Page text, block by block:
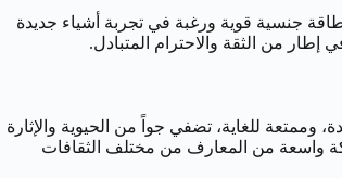
العلاقة الحميمة. قد تكون لديها طاقة جنسية قوية ورغبة في تجربة أشياء جديدة
من الثقة والاحترام المتبادل.
بسرعة (5). هي صديقة شجاعة، مخلصة بطريقتها الفريدة، وممتعة للغاية، تضفي جواً من الحيوية والإثارة
واسعة من المعارف من مختلف الثقافات